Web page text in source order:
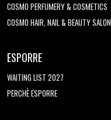
COSMO PERFUMERY & COSMETICS
COSMO HAIR, NAIL & BEAUTY SALON
ESPORRE
WAITING LIST 2027
PERCHÈ ESPORRE